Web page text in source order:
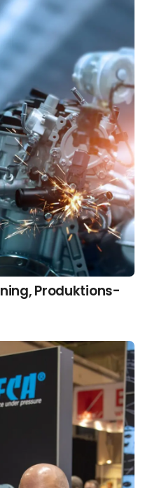
Produktions-